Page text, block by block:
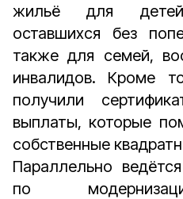
жильё для
оставшихся без
также для семей,
инвалидов. Кроме
получили
выплаты, которые
собственные
Параллельно
по